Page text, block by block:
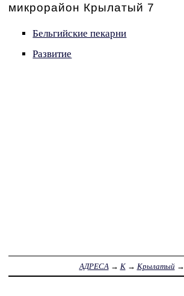
микрорайон Крылатый 7
Бельгийские пекарни
Развитие
АДРЕСА → К→ Крылатый→